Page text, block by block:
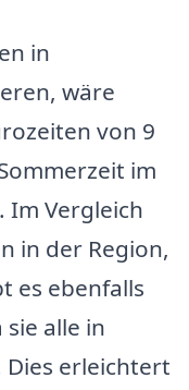
in
wäre
von 9
im
Vergleich
in der Region,
es ebenfalls
alle in
Dies erleichtert